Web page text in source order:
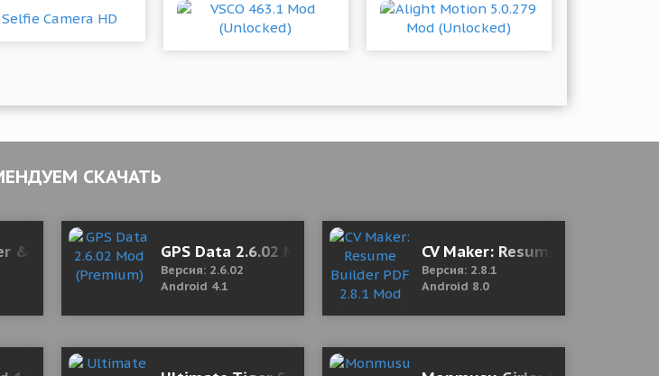
СКАЧАТЬ
& Song Creator 2.2.4 Mod (Premium)
GPS Data 2.6.02 Mod (Premium)
Версия: 2.6.02
Android 4.1
CV Maker: Resume Builder
Версия: 2.8.1
Android 8.0